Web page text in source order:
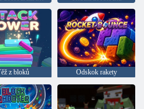
z bloků Odskok rakety